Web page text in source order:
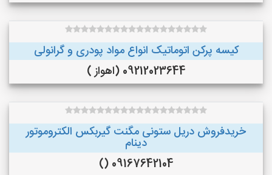
کیسه پرکن اتوماتیک انواع مواد پودری و گرانولی
09212023644 (اهواز )
خریدفروش دریل ستونی مگنت گیربکس الکتروموتور
دینام
09167642104 ()